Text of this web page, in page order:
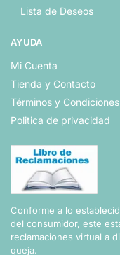
Lista de Deseos
AYUDA
Mi Cuenta
Tienda y Contacto
Términos y Condiciones
Politica de privacidad
Conforme a lo
del consumidor, este
reclamaciones virtual a
queja.